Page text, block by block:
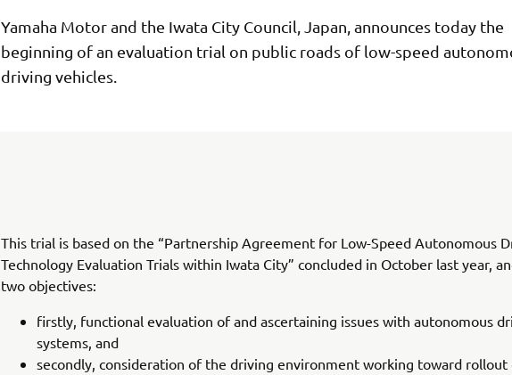
Yamaha Motor and the Iwata City Council, Japan, announces today the
beginning of an evaluation trial on public roads of low-speed
driving vehicles.
This trial is based on the “Partnership Agreement for Low-Speed Autonomous
Technology Evaluation Trials within Iwata City” concluded in October last year,
two objectives:
firstly, functional evaluation of and ascertaining issues with autonomous
systems, and
secondly, consideration of the driving environment working toward rollout